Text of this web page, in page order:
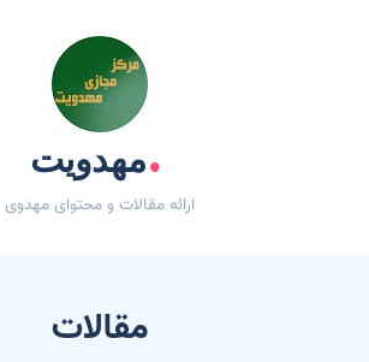
.مهدویت
ارائه مقالات و محتوای مهدوی
مقالات